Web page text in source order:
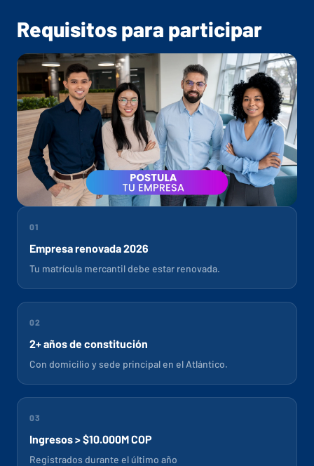
Requisitos para participar
01
Empresa renovada 2026
Tu matrícula mercantil debe estar renovada.
02
2+ años de constitución
Con domicilio y sede principal en el Atlántico.
03
Ingresos > $10.000M COP
Registrados durante el último año